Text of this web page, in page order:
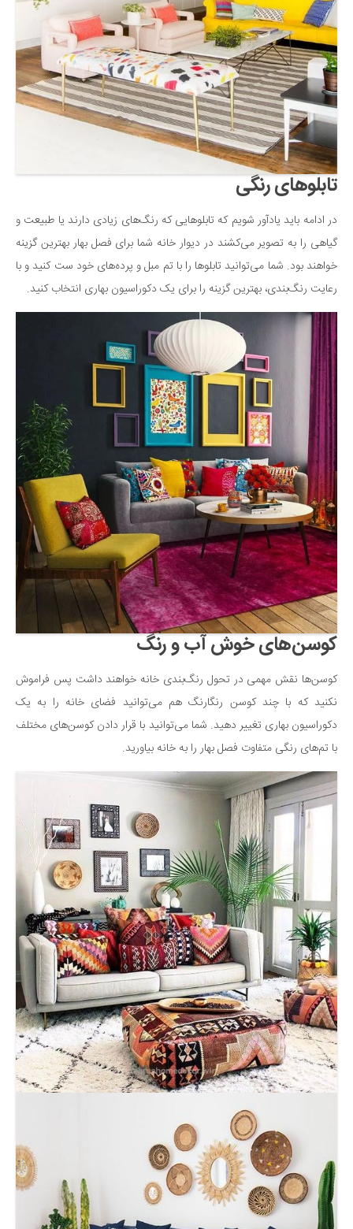
تابلوهای رنگی
در ادامه باید یادآور شویم که تابلوهایی که رنگ‌های زیادی دارند یا طبیعت و
گیاهی را به تصویر می‌کشند در دیوار خانه شما برای فصل بهار بهترین گزینه
خواهند بود. شما می‌توانید تابلوها را با تم مبل و پرده‌های خود ست کنید و با
رعایت رنگ‌بندی، بهترین گزینه را برای یک دکوراسیون بهاری انتخاب کنید.
کوسن‌های خوش آب و رنگ
کوسن‌ها نقش مهمی در تحول رنگ‌بندی خانه خواهند داشت پس فراموش
نکنید که با چند کوسن رنگارنگ هم می‌توانید فضای خانه را به یک
دکوراسیون بهاری تغییر دهید. شما می‌توانید با قرار دادن کوسن‌های مختلف
با تم‌های رنگی متفاوت فصل بهار را به خانه بیاورید.